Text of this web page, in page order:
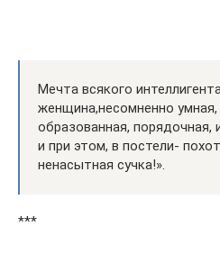
Мечта всякого
женщина,несомненно умная,
образованная, порядочная,
и при этом, в постели-
ненасытная сучка!».
***